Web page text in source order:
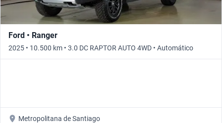
Ford • Ranger
2025 • 10.500 km • 3.0 DC RAPTOR AUTO 4WD • Automático
Metropolitana de Santiago